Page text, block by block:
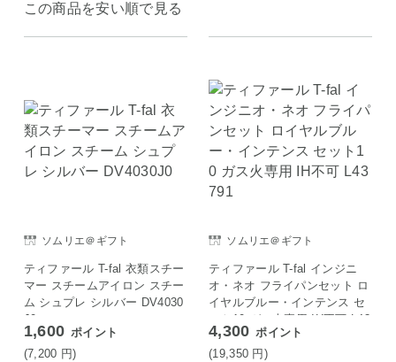
この商品を安い順で見る
ソムリエ＠ギフト
ティファール T-fal 衣類スチー
マー スチームアイロン スチー
ム シュプレ シルバー DV4030
J0
1,600 ポイント
(7,200 円)
ソムリエ＠ギフト
ティファール T-fal インジニ
オ・ネオ フライパンセット ロ
イヤルブルー・インテンス セ
ット10 ガス火専用 IH不可 L43
791
4,300 ポイント
(19,350 円)